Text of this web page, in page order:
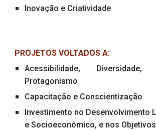
Inovação e Criatividade
PROJETOS VOLTADOS A:
Acessibilidade,
Protagonismo
Capacitação e Conscientização
Investimento no Desenvolvimento
e Socioeconômico, e nos